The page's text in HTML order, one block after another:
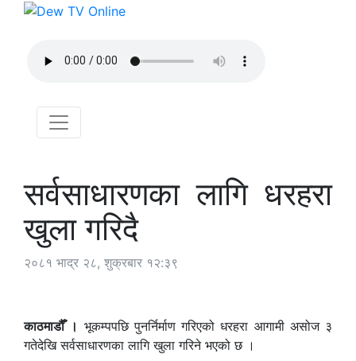
सर्वसाधारणका लागि धरहरा
खुला गरिदै
२०८१ भाद्र २८, शुक्रबार १२:३९
काठमाडौँ । भूकम्पपछि पुनर्निर्माण गरिएको धरहरा आगामी असोज ३
गतेदेखि सर्वसाधारणका लागि खुला गरिने भएको छ ।